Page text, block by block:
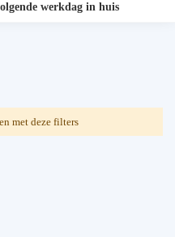
werkdag in huis
Actiepagina
met deze filters